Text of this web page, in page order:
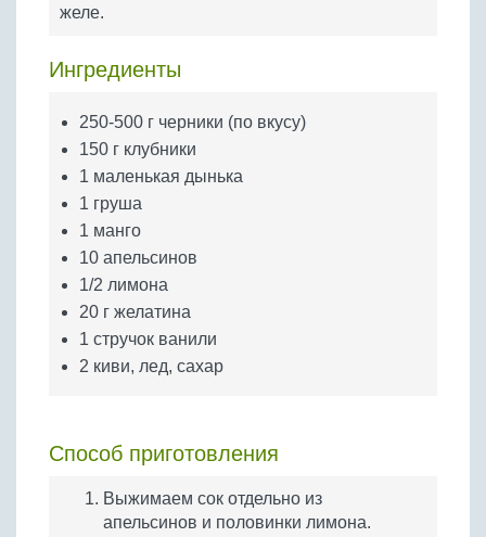
Бобовые
Крупы
желе.
Ингредиенты
250-500 г черники (по вкусу)
150 г клубники
1 маленькая дынька
1 груша
1 манго
10 апельсинов
1/2 лимона
20 г желатина
1 стручок ванили
2 киви, лед, сахар
Способ приготовления
Выжимаем сок отдельно из
апельсинов и половинки лимона.